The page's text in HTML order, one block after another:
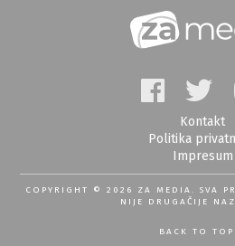
Kontakt
Politika
Impresum
COPYRIGHT © 2026 ZA MEDIA. SVA
NIJE DRUGAČIJE
BACK TO TOP